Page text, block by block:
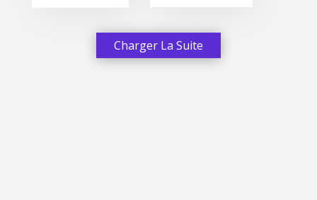
Charger La Suite